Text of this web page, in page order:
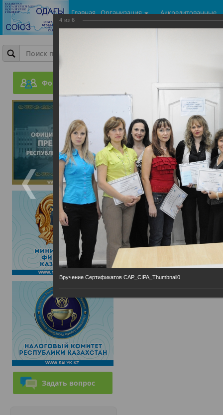
Главная Организация
Аккредитованные
центры
Форум
Задать вопрос
4 из 6
Вручение Сертификатов CAP_CIPA_Thumbnail0